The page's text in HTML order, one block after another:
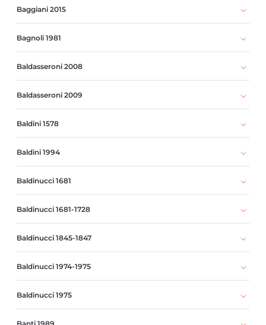
Baggiani 2015
Bagnoli 1981
Baldasseroni 2008
Baldasseroni 2009
Baldini 1578
Baldini 1994
Baldinucci 1681
Baldinucci 1681-1728
Baldinucci 1845-1847
Baldinucci 1974-1975
Baldinucci 1975